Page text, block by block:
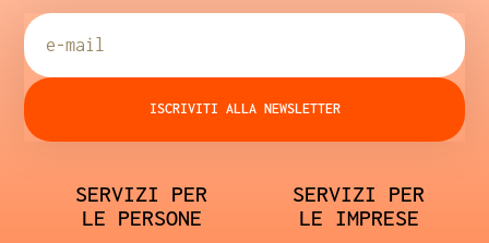
ISCRIVITI ALLA NEWSLETTER
SERVIZI PER
LE PERSONE
SERVIZI PER
LE IMPRESE